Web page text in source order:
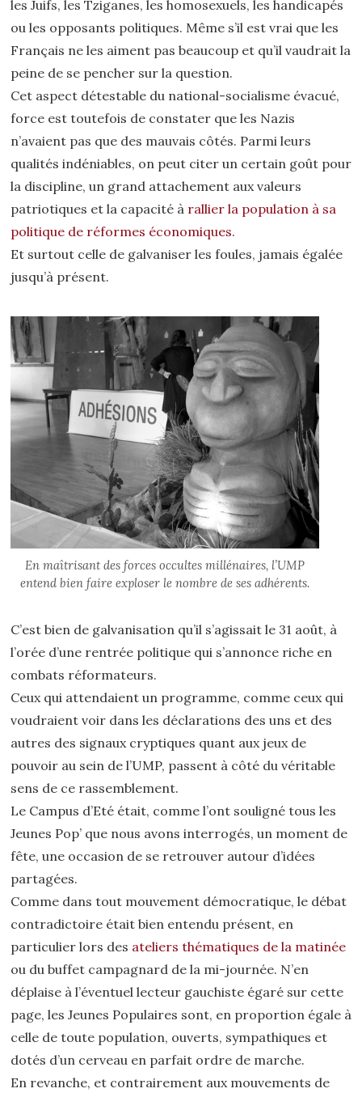
les Juifs, les Tziganes, les homosexuels, les handicapés
ou les opposants politiques. Même s’il est vrai que les
Français ne les aiment pas beaucoup et qu’il vaudrait la
peine de se pencher sur la question.
Cet aspect détestable du national-socialisme évacué,
force est toutefois de constater que les Nazis
n’avaient pas que des mauvais côtés. Parmi leurs
qualités indéniables, on peut citer un certain goût pour
la discipline, un grand attachement aux valeurs
patriotiques et la capacité à rallier la population à sa
politique de réformes économiques.
Et surtout celle de galvaniser les foules, jamais égalée
jusqu’à présent.
En maîtrisant des forces occultes millénaires, l’UMP
entend bien faire exploser le nombre de ses adhérents.
C’est bien de galvanisation qu’il s’agissait le 31 août, à
l’orée d’une rentrée politique qui s’annonce riche en
combats réformateurs.
Ceux qui attendaient un programme, comme ceux qui
voudraient voir dans les déclarations des uns et des
autres des signaux cryptiques quant aux jeux de
pouvoir au sein de l’UMP, passent à côté du véritable
sens de ce rassemblement.
Le Campus d’Eté était, comme l’ont souligné tous les
Jeunes Pop’ que nous avons interrogés, un moment de
fête, une occasion de se retrouver autour d’idées
partagées.
Comme dans tout mouvement démocratique, le débat
contradictoire était bien entendu présent, en
particulier lors des ateliers thématiques de la matinée
ou du buffet campagnard de la mi-journée. N’en
déplaise à l’éventuel lecteur gauchiste égaré sur cette
page, les Jeunes Populaires sont, en proportion égale à
celle de toute population, ouverts, sympathiques et
dotés d’un cerveau en parfait ordre de marche.
En revanche, et contrairement aux mouvements de